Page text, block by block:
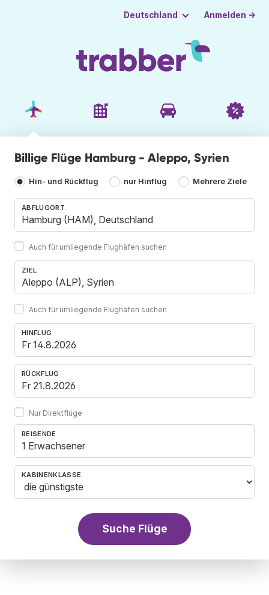
Deutschland Anmelden →
Billige Flüge Hamburg - Aleppo, Syrien
Hin- und Rückflug nur Hinflug Mehrere Ziele
ABFLUGORT
Auch für umliegende Flughäfen suchen
ZIEL
Auch für umliegende Flughäfen suchen
HINFLUG
RÜCKFLUG
Nur Direktflüge
REISENDE
1 Erwachsener
KABINENKLASSE
Suche Flüge